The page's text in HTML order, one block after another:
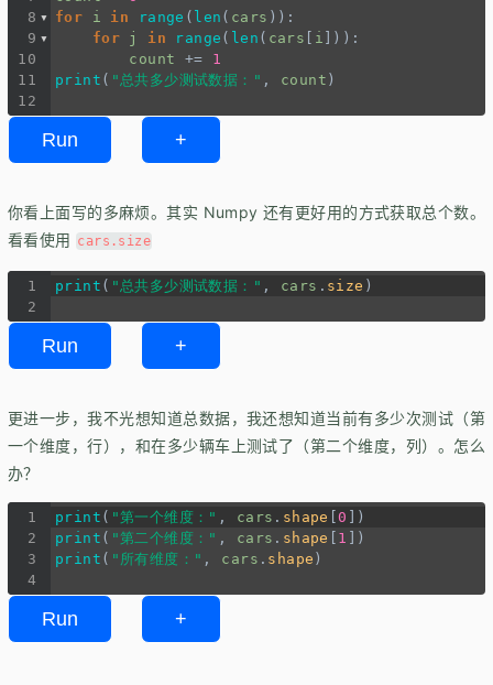
8
for i in range ( len ( cars )):
9
for j in range ( len ( cars i ])):
10
count +=
1
11
print ( "总共多少测试数据：" , count )
12
Run +
你看上面写的多麻烦。其实 Numpy 还有更好用的方式获取总个数。
看看使用 cars.size
1 print ( "总共多少测试数据：" , cars . size )
2
Run +
更进一步，我不光想知道总数据，我还想知道当前有多少次测试（第
一个维度，行），和在多少辆车上测试了（第二个维度，列）。怎么
办？
1 print ( "第一个维度：" , cars . shape [0
])
2
print ( "第二个维度：" , cars . shape 1
])
3
print ( "所有维度：" , cars . shape )
4
Run +